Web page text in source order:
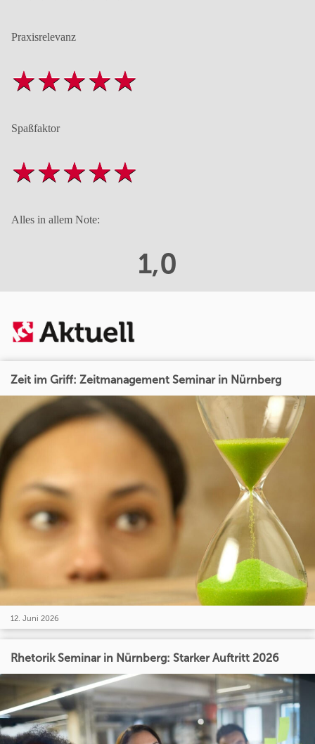
Praxisrelevanz
Spaßfaktor
Alles in allem Note:
1,0
Zeit im Griff: Zeitmanagement Seminar in Nürnberg
12. Juni 2026
Rhetorik Seminar in Nürnberg: Starker Auftritt 2026